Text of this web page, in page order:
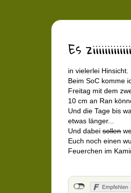
Es
in vielerlei Hinsicht.
Beim SoC komme
Freitag mit dem
10 cm an Ran
Und die Tage bis
etwas länger...
Und dabei sollen
Euch noch einen
Feuerchen im